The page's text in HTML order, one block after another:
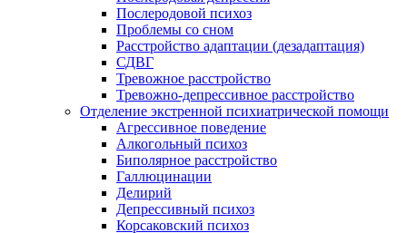
Послеродовой психоз
Проблемы со сном
Расстройство адаптации (дезадаптация)
СДВГ
Тревожное расстройство
Тревожно-депрессивное расстройство
Отделение экстренной психиатрической помощи
Агрессивное поведение
Алкогольный психоз
Биполярное расстройство
Галлюцинации
Делирий
Депрессивный психоз
Корсаковский психоз